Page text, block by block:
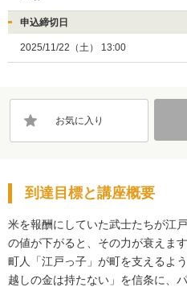
申込締切日
2025/11/22（土） 13:00
お気に入り
到達目標と講座概要
米を報酬にしていた武士たちが江
の値が下がると、その力が衰えま
町人「江戸っ子」が町を支えるよ
越しの金は持たない」を信条に、